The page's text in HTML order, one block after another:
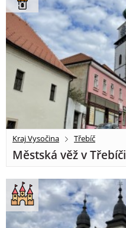
Kraj Vysočina Třebíč
Městská věž v Třebíči